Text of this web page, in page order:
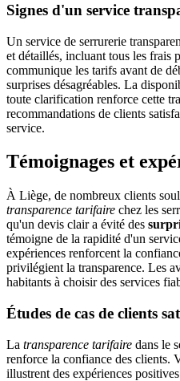
Signes d'un service
Un service de serrurerie
et détaillés, incluant tous les frais
communique les tarifs avant de
surprises désagréables. La
toute clarification renforce cette
recommandations de clients
service.
Témoignages et
À Liège, de nombreux clients
transparence tarifaire chez les
qu'un devis clair a évité des
témoigne de la rapidité d'un
expériences renforcent la
privilégient la transparence. Les
habitants à choisir des services
Études de cas de clients
La transparence tarifaire dans le
renforce la confiance des clients.
illustrent des expériences